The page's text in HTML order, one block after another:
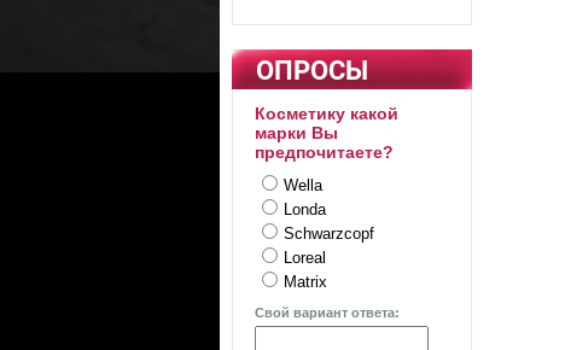
ОПРОСЫ
Косметику какой
марки Вы
предпочитаете?
Wella
Londa
Schwarzcopf
Loreal
Matrix
Свой вариант ответа: